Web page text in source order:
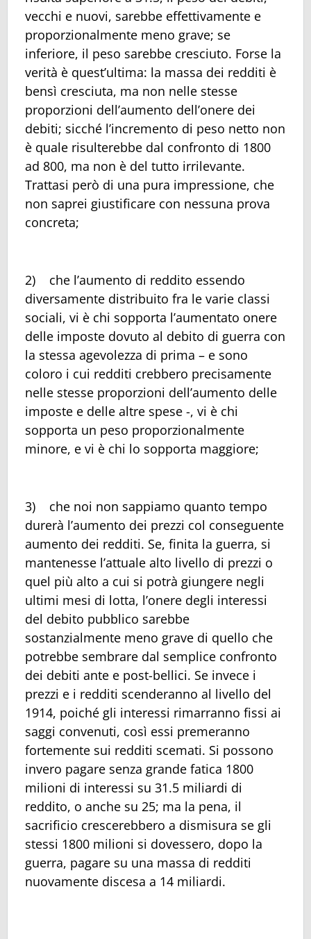
vecchi e nuovi, sarebbe effettivamente e
proporzionalmente meno grave; se
inferiore, il peso sarebbe cresciuto. Forse la
verità è quest’ultima: la massa dei redditi è
bensì cresciuta, ma non nelle stesse
proporzioni dell’aumento dell’onere dei
debiti; sicché l’incremento di peso netto non
è quale risulterebbe dal confronto di 1800
ad 800, ma non è del tutto irrilevante.
Trattasi però di una pura impressione, che
non saprei giustificare con nessuna prova
concreta;
2) che l’aumento di reddito essendo
diversamente distribuito fra le varie classi
sociali, vi è chi sopporta l’aumentato onere
delle imposte dovuto al debito di guerra con
la stessa agevolezza di prima – e sono
coloro i cui redditi crebbero precisamente
nelle stesse proporzioni dell’aumento delle
imposte e delle altre spese -, vi è chi
sopporta un peso proporzionalmente
minore, e vi è chi lo sopporta maggiore;
3) che noi non sappiamo quanto tempo
durerà l’aumento dei prezzi col conseguente
aumento dei redditi. Se, finita la guerra, si
mantenesse l’attuale alto livello di prezzi o
quel più alto a cui si potrà giungere negli
ultimi mesi di lotta, l’onere degli interessi
del debito pubblico sarebbe
sostanzialmente meno grave di quello che
potrebbe sembrare dal semplice confronto
dei debiti ante e post-bellici. Se invece i
prezzi e i redditi scenderanno al livello del
1914, poiché gli interessi rimarranno fissi ai
saggi convenuti, così essi premeranno
fortemente sui redditi scemati. Si possono
invero pagare senza grande fatica 1800
milioni di interessi su 31.5 miliardi di
reddito, o anche su 25; ma la pena, il
sacrificio crescerebbero a dismisura se gli
stessi 1800 milioni si dovessero, dopo la
guerra, pagare su una massa di redditi
nuovamente discesa a 14 miliardi.